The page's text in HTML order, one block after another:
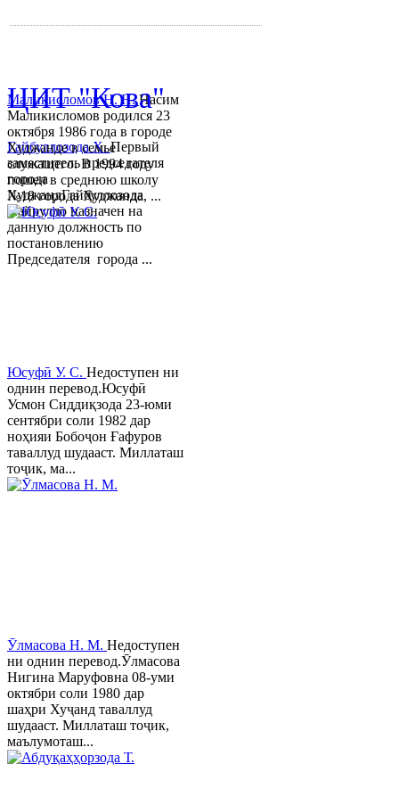
Гайбуллозода Х.Первый
заместитель председателя
города
ХуджандГайбуллозода
Хайрулло назначен на
данную должность по
постановлению
Председателя города ...
Маликисломов Н. Н.Насим
Маликисломов родился 23
октября 1986 года в городе
Худжанде в семье
служащего. В 1994 году
пошел в среднюю школу
№18 города Худжанда, ...
Юсуфӣ У. C. Недоступен ни
однин перевод.Юсуфӣ
Усмон Сиддиқзода 23-юми
сентябри соли 1982 дар
ноҳияи Бобоҷон Ғафуров
таваллуд шудааст. Миллаташ
тоҷик, ма...
Ӯлмасова Н. М. Недоступен
ни однин перевод.Ӯлмасова
Нигина Маруфовна 08-уми
октябри соли 1980 дар
шаҳри Хуҷанд таваллуд
шудааст. Миллаташ тоҷик,
маълумоташ...
ЦИТ "Кова"